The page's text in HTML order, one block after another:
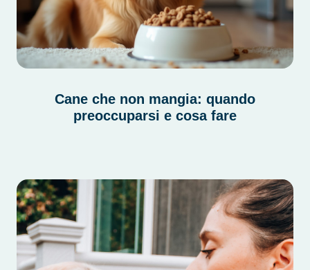
Cane che non mangia: quando
preoccuparsi e cosa fare